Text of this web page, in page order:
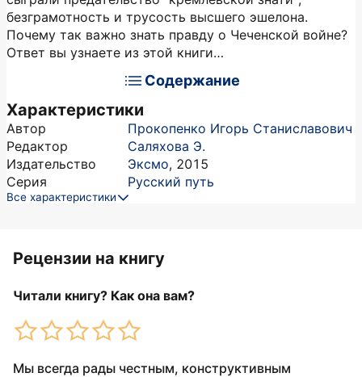
безграмотность и трусость высшего эшелона.
Почему так важно знать правду о Чеченской войне?
Ответ вы узнаете из этой книги…
Содержание
Характеристики
Автор
Прокопенко Игорь Станиславович
Редактор
Саляхова Э.
Издательство
Эксмо, 2015
Серия
Русский путь
Все характеристики
Рецензии на книгу
Читали книгу? Как она вам?
Мы всегда рады честным, конструктивным